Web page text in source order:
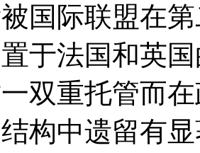
国际联盟在
于法国和英
双重托管而
构中遗留有